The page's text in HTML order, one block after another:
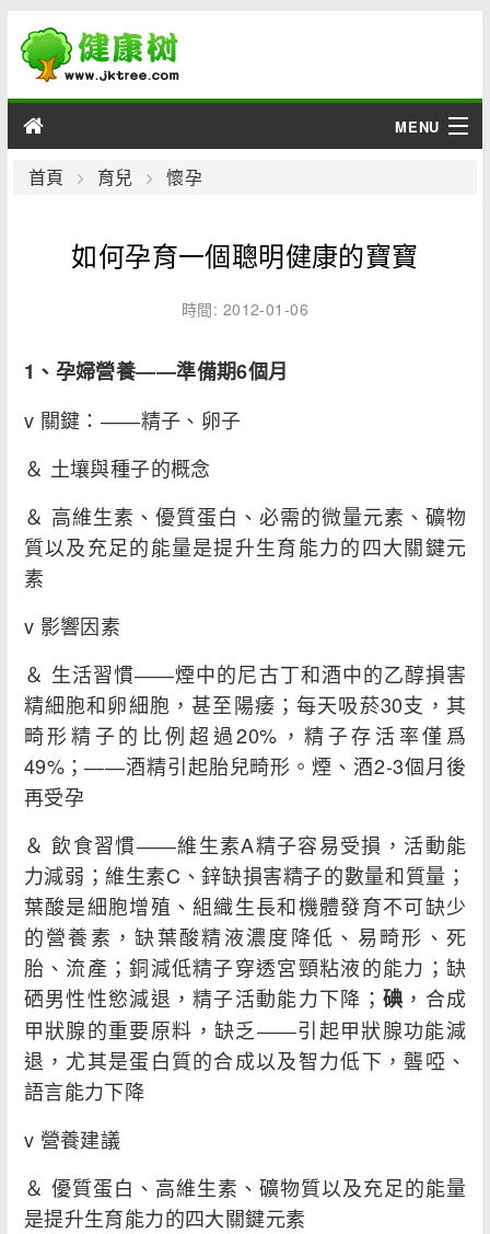
MENU
男性
首頁 育兒 懷孕
如何孕育一個聰明健康的寶寶
時間: 2012-01-06
1 、孕婦營養――準備期6個月
v 關鍵：――精子、卵子
＆ 土壤與種子的概念
＆ 高維生素、優質蛋白、必需的微量元素、礦物
質以及充足的能量是提升生育能力的四大關鍵元
素
v 影響因素
＆ 生活習慣――煙中的尼古丁和酒中的乙醇損害
精細胞和卵細胞，甚至陽痿；每天吸菸30支，其
畸形精子的比例超過20%，精子存活率僅爲
49%；――酒精引起胎兒畸形。煙、酒2-3個月後
再受孕
＆ 飲食習慣――維生素A精子容易受損，活動能
力減弱；維生素C、鋅缺損害精子的數量和質量；
葉酸是細胞增殖、組織生長和機體發育不可缺少
的營養素，缺葉酸精液濃度降低、易畸形、死
胎、流產；銅減低精子穿透宮頸粘液的能力；缺
硒男性性慾減退，精子活動能力下降； 碘 ，合成
甲狀腺的重要原料，缺乏――引起甲狀腺功能減
退，尤其是蛋白質的合成以及智力低下，聾啞、
語言能力下降
v 營養建議
＆ 優質蛋白、高維生素、礦物質以及充足的能量
是提升生育能力的四大關鍵元素